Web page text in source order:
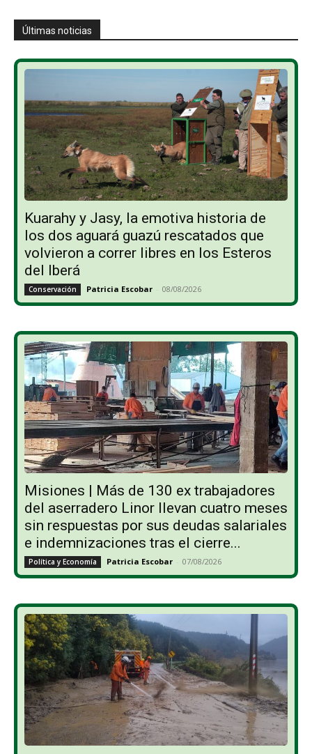
Últimas noticias
Kuarahy y Jasy, la emotiva historia de
los dos aguará guazú rescatados que
volvieron a correr libres en los Esteros
del Iberá
Conservación Patricia Escobar - 08/08/2026
Misiones | Más de 130 ex trabajadores
del aserradero Linor llevan cuatro meses
sin respuestas por sus deudas salariales
e indemnizaciones tras el cierre...
Política y Economía Patricia Escobar - 07/08/2026